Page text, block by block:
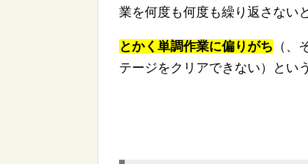
業を何度も何度も繰り返さない
とかく単調作業に偏りがち （、
テージをクリアできない）とい